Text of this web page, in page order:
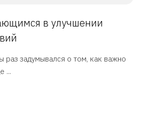
в улучшении
раз задумывался о том, как важно
...